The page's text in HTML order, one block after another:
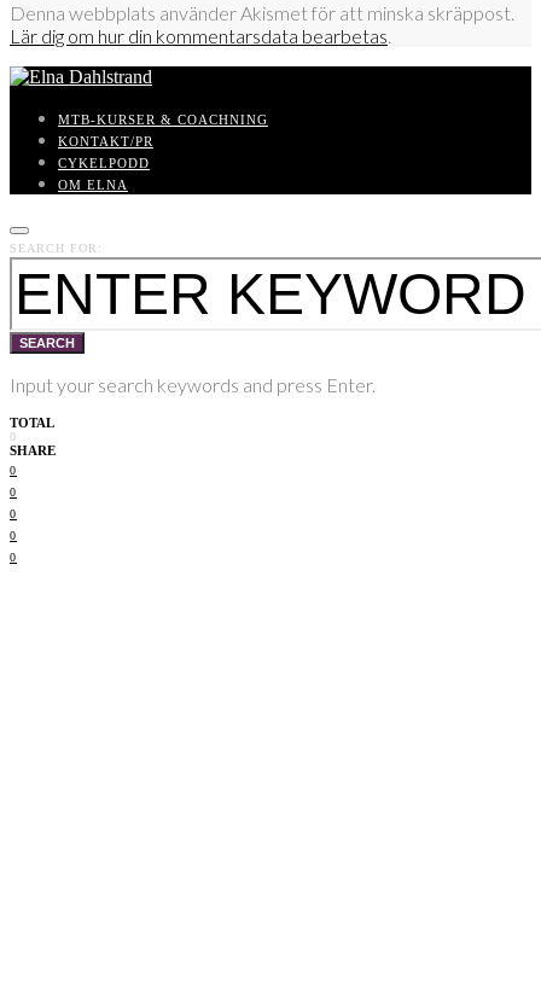
Denna webbplats använder Akismet för att minska skräppost.
Lär dig om hur din kommentarsdata bearbetas.
MTB-KURSER & COACHNING
KONTAKT/PR
CYKELPODD
OM ELNA
SEARCH FOR:
SEARCH
Input your search keywords and press Enter.
TOTAL
0
SHARE
0
0
0
0
0